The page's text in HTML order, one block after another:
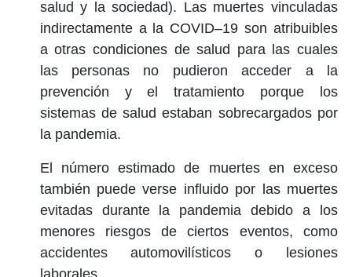
salud y la sociedad). Las muertes vinculadas
indirectamente a la COVID–19 son atribuibles
a otras condiciones de salud para las cuales
las personas no pudieron acceder a la
prevención y el tratamiento porque los
sistemas de salud estaban sobrecargados por
la pandemia.
El número estimado de muertes en exceso
también puede verse influido por las muertes
evitadas durante la pandemia debido a los
menores riesgos de ciertos eventos, como
accidentes automovilísticos o lesiones
laborales.